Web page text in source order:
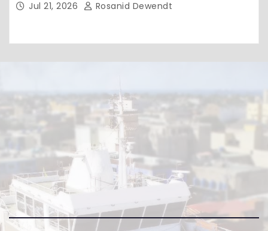
Jul 21, 2026 Rosanid Dewendt